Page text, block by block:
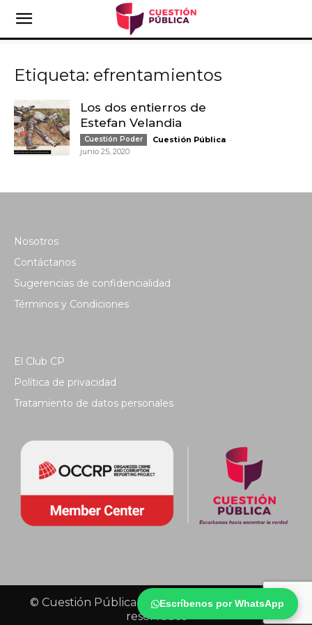
Escríbenos por WhatsApp
Etiqueta: efrentamientos
Los dos entierros de
Estefan Velandia
Cuestión Poder Cuestión Pública -
junio 25, 2020
Nosotros
Contáctanos
Sugerencias de confidencialidad
Términos y Condiciones
El Club CP
Política de privacidad
Tratamiento de datos personales
© Cuestión Pública 2018 - Todos los derechos
reservados